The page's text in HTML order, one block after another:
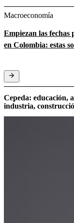
Macroeconomía
Empiezan las fechas
en Colombia: estas
Cepeda: educación,
industria,